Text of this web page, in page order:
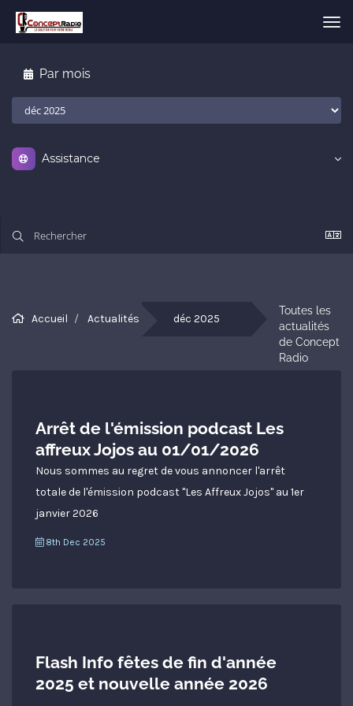
Par mois
Assistance
Accueil Actualités déc 2025
Toutes les
actualités
de Concept
Radio
Arrêt de l'émission podcast Les
affreux Jojos au 01/01/2026
Nous sommes au regret de vous annoncer l'arrêt
totale de l'émission podcast "Les Affreux Jojos" au 1er
janvier 2026
8th Dec 2025
Flash Info fêtes de fin d'année
2025 et nouvelle année 2026